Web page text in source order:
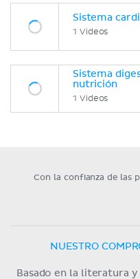
Sistema
1 Videos
Sistema
nutrición
1 Videos
Con la confianza de las
NUESTRO
Basado en la literatura